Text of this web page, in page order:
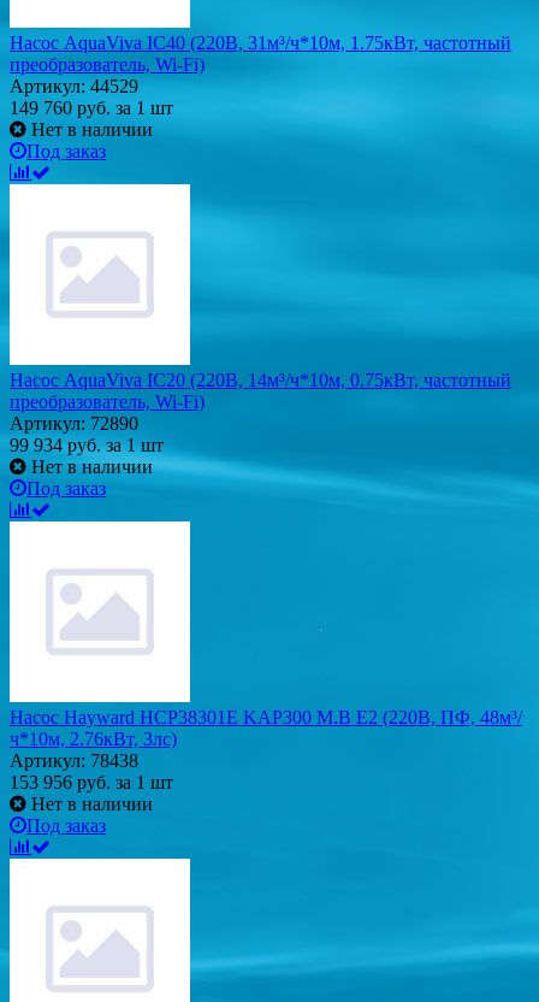
Насос AquaViva IC40 (220В, 31м³/ч*10м, 1.75кВт, частотный
преобразователь, Wi-Fi)
Артикул: 44529
149 760 руб. за 1 шт
Нет в наличии
Под заказ
Насос AquaViva IC20 (220В, 14м³/ч*10м, 0.75кВт, частотный
преобразователь, Wi-Fi)
Артикул: 72890
99 934 руб. за 1 шт
Нет в наличии
Под заказ
Насос Hayward HCP38301E KAP300 M.B E2 (220В, ПФ, 48м³/
ч*10м, 2.76кВт, 3лс)
Артикул: 78438
153 956 руб. за 1 шт
Нет в наличии
Под заказ